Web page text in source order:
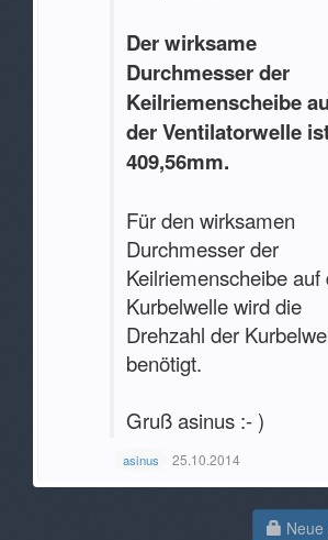
Der wirksame
Durchmesser der
Keilriemenscheibe
der Ventilatorwelle
409,56mm.
Für den wirksamen
Durchmesser der
Keilriemenscheibe auf
Kurbelwelle wird die
Drehzahl der
benötigt.
Gruß asinus :- )
asinus 25.10.2014